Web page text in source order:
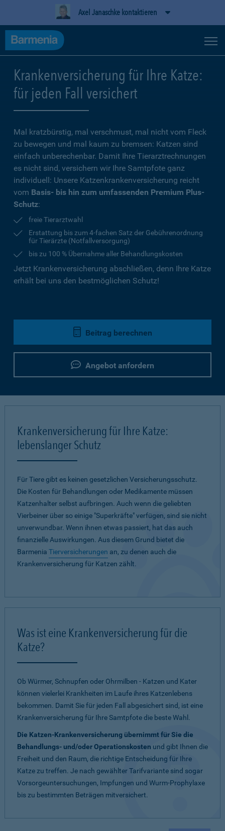
Axel Janaschke kontaktieren
Krankenversicherung für Ihre Katze:
für jeden Fall versichert
Mal kratzbürstig, mal verschmust, mal nicht vom Fleck
zu bewegen und mal kaum zu bremsen: Katzen sind
einfach unberechenbar. Damit Ihre Tierarztrechnungen
es nicht sind, versichern wir Ihre Samtpfote ganz
individuell: Unsere Katzenkrankenversicherung reicht
vom Basis- bis hin zum umfassenden Premium Plus-
Schutz:
freie Tierarztwahl
Erstattung bis zum 4-fachen Satz der Gebührenordnung
für Tierärzte (Notfallversorgung)
bis zu 100 % Übernahme aller Behandlungskosten
Jetzt Krankenversicherung abschließen, denn Ihre Katze
erhält bei uns den bestmöglichen Schutz!
Beitrag berechnen
Angebot anfordern
Krankenversicherung für Ihre Katze:
lebenslanger Schutz
Für Tiere gibt es keinen gesetzlichen Versicherungsschutz.
Die Kosten für Behandlungen oder Medikamente müssen
Katzenhalter selbst aufbringen. Auch wenn die geliebten
Vierbeiner über so einige "Superkräfte" verfügen, sind sie nicht
unverwundbar. Wenn ihnen etwas passiert, hat das auch
finanzielle Auswirkungen. Aus diesem Grund bietet die
Barmenia Tierversicherungen an, zu denen auch die
Krankenversicherung für Katzen zählt.
Was ist eine Krankenversicherung für die
Katze?
Ob Würmer, Schnupfen oder Ohrmilben - Katzen und Kater
können vielerlei Krankheiten im Laufe ihres Katzenlebens
bekommen. Damit Sie für jeden Fall abgesichert sind, ist eine
Krankenversicherung für Ihre Samtpfote die beste Wahl.
Die Katzen-Krankenversicherung übernimmt für Sie die
Behandlungs- und/oder Operationskosten und gibt Ihnen die
Freiheit und den Raum, die richtige Entscheidung für Ihre
Katze zu treffen. Je nach gewählter Tarifvariante sind sogar
Vorsorgeuntersuchungen, Impfungen und Wurm-Prophylaxe
bis zu bestimmten Beträgen mitversichert.